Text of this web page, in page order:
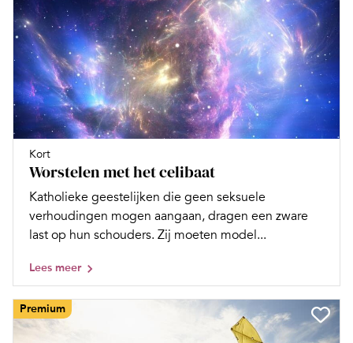
Kort
Worstelen met het celibaat
Katholieke geestelijken die geen seksuele
verhoudingen mogen aangaan, dragen een zware
last op hun schouders. Zij moeten model...
Lees meer
Premium